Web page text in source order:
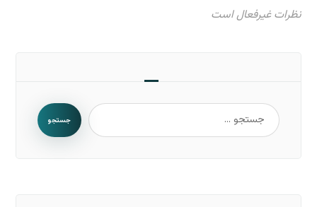
نظرات غیرفعال است
جستجو